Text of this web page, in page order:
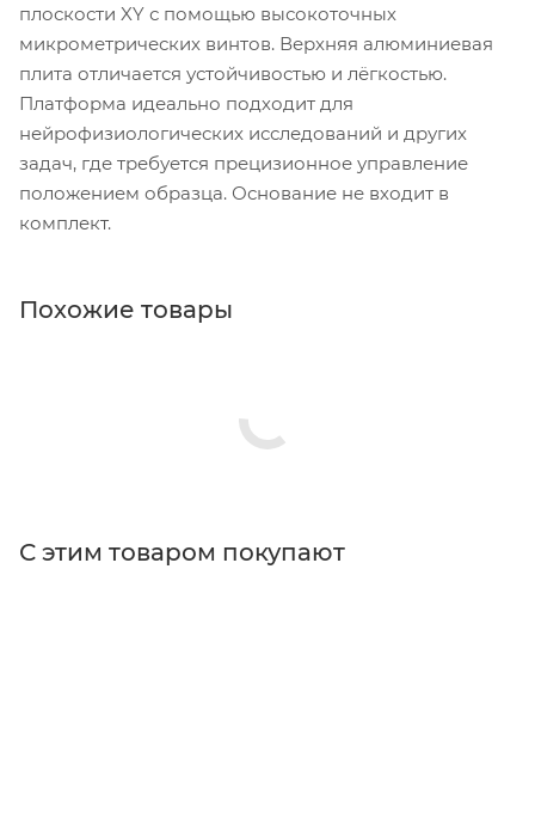
плоскости XY с помощью высокоточных
микрометрических винтов. Верхняя алюминиевая
плита отличается устойчивостью и лёгкостью.
Платформа идеально подходит для
нейрофизиологических исследований и других
задач, где требуется прецизионное управление
положением образца. Основание не входит в
комплект.
Похожие товары
С этим товаром покупают